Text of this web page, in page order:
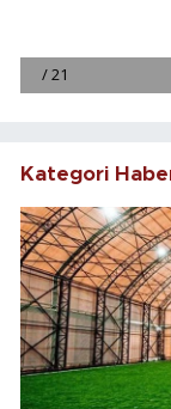
Kategori